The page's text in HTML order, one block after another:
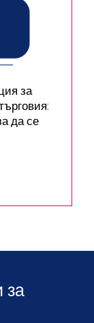
за
да се
за